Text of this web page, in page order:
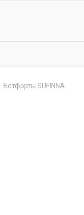
Ботфорты SUFINNA